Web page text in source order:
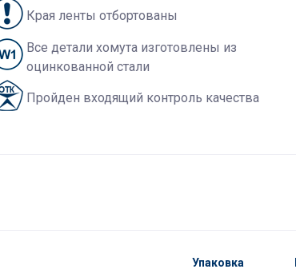
Края ленты отбортованы
Все детали хомута изготовлены из
оцинкованной стали
Пройден входящий контроль качества
Упаковка